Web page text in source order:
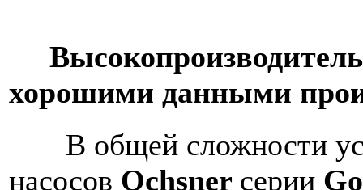
хорошими данными
В общей сложности
насосов Ochsner серии